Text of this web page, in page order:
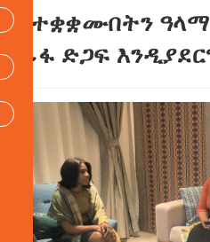
የተቋቋሙበትን
ፊፋ ድጋፍ